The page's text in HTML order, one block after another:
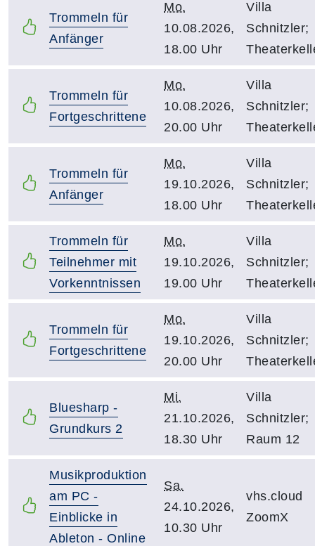
Trommeln für
Anfänger
Mo.
10.08.2026,
18.00 Uhr
Villa
Schnitzler;
Trommeln für
Fortgeschrittene
Mo.
10.08.2026,
20.00 Uhr
Villa
Schnitzler;
Trommeln für
Anfänger
Mo.
19.10.2026,
18.00 Uhr
Villa
Schnitzler;
Trommeln für
Teilnehmer mit
Vorkenntnissen
Mo.
19.10.2026,
19.00 Uhr
Villa
Schnitzler;
Trommeln für
Fortgeschrittene
Mo.
19.10.2026,
20.00 Uhr
Villa
Schnitzler;
Bluesharp -
Grundkurs 2
Mi.
21.10.2026,
18.30 Uhr
Villa
Schnitzler;
Raum 12
Musikproduktion
am PC -
Einblicke in
Ableton - Online
Sa.
24.10.2026,
10.30 Uhr
vhs.cloud
ZoomX